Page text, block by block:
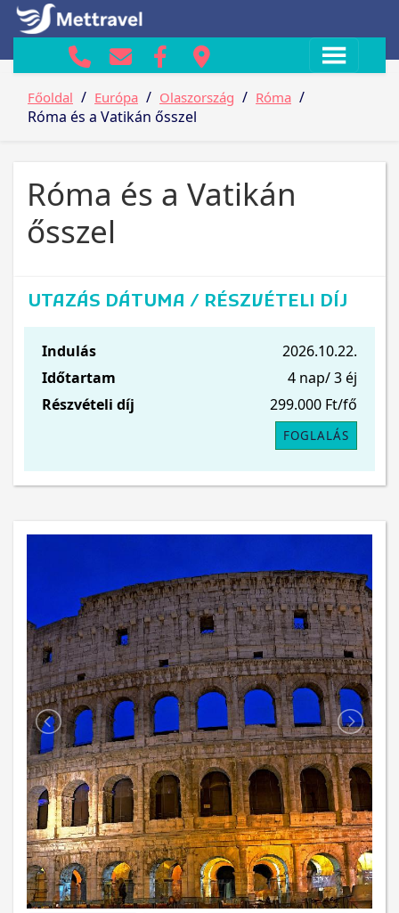
Főoldal / Európa / Olaszország / Róma /
Róma és a Vatikán ősszel
Róma és a Vatikán
ősszel
UTAZÁS DÁTUMA / RÉSZVÉTELI DÍJ
Indulás
2026.10.22.
Időtartam
4 nap/ 3 éj
Részvételi díj
299.000 Ft/fő
FOGLALÁS